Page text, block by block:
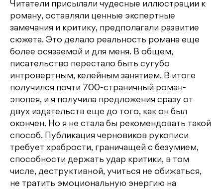
Читатели присылали чудесные иллюстрации к
роману, оставляли ценные экспертные
замечания и критику, предполагали развитие
сюжета. Это делало реальность романа еще
более осязаемой и для меня. В общем,
писательство перестало быть сугубо
интровертным, келейным занятием. В итоге
получился почти 700-страничный роман-
эпопея, и я получила предложения сразу от
двух издательств еще до того, как он был
окончен. Но я не стала бы рекомендовать такой
способ. Публикация черновиков рукописи
требует храбрости, граничащей с безумием,
способности держать удар критики, в том
числе, деструктивной, учиться не обижаться,
не тратить эмоциональную энергию на